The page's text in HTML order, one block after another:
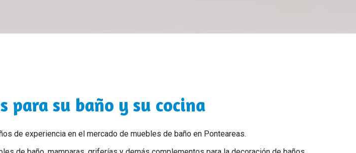
su baño y su cocina
de experiencia en el mercado de muebles de baño en Ponteareas.